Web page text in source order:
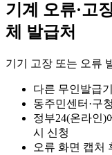
기계 오류·고
체 발급처
기기 고장 또는 오류
다른 무인발급
동주민센터·구
정부24(온라인)
시 신청
오류 화면 캡처